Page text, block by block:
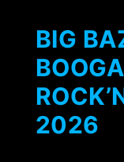
BIG
2026